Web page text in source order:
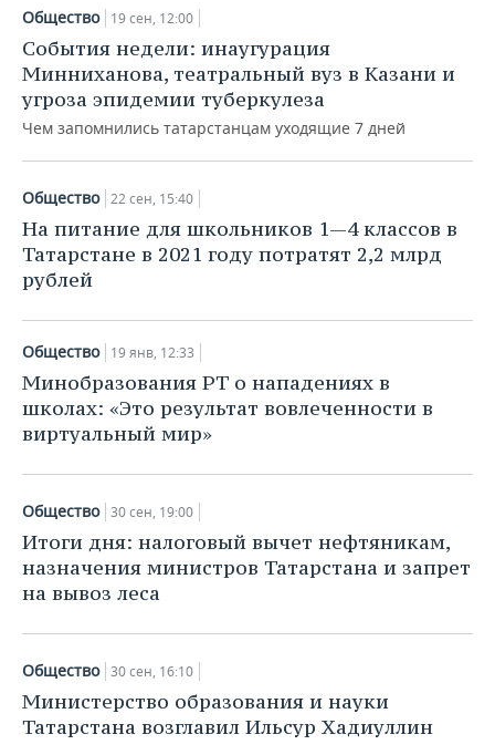
Общество 19 сен, 12:00
События недели: инаугурация
Минниханова, театральный вуз в Казани и
угроза эпидемии туберкулеза
Чем запомнились татарстанцам уходящие 7 дней
Общество 22 сен, 15:40
На питание для школьников 1—4 классов в
Татарстане в 2021 году потратят 2,2 млрд
рублей
Общество 19 янв, 12:33
Минобразования РТ о нападениях в
школах: «Это результат вовлеченности в
виртуальный мир»
Общество 30 сен, 19:00
Итоги дня: налоговый вычет нефтяникам,
назначения министров Татарстана и запрет
на вывоз леса
Общество 30 сен, 16:10
Министерство образования и науки
Татарстана возглавил Ильсур Хадиуллин